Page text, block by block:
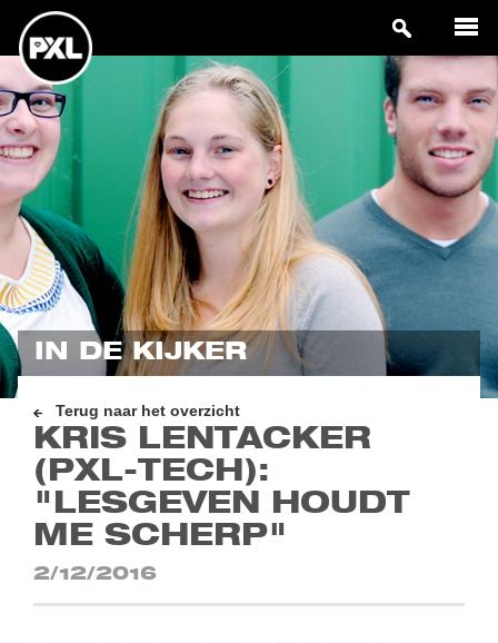
IN DE KIJKER
Terug naar het overzicht
KRIS LENTACKER
(PXL-TECH):
"LESGEVEN HOUDT
ME SCHERP"
2/12/2016